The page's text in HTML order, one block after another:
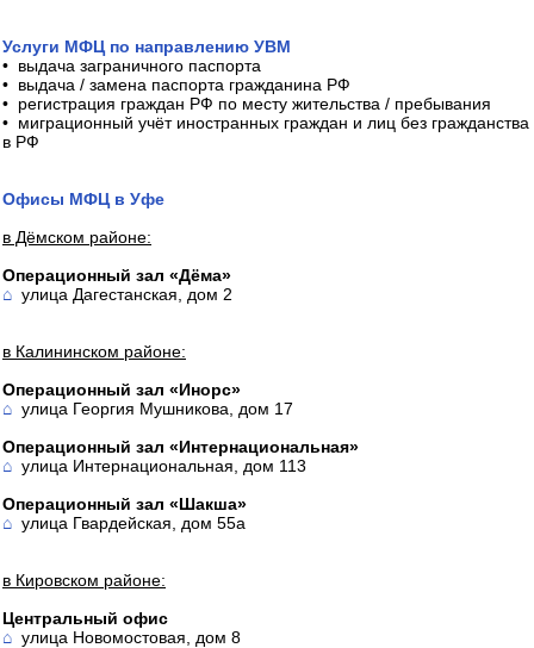
Услуги МФЦ по направлению УВМ
• выдача заграничного паспорта
• выдача / замена паспорта гражданина РФ
• регистрация граждан РФ по месту жительства / пребывания
• миграционный учёт иностранных граждан и лиц без гражданства
в РФ
Офисы МФЦ в Уфе
в Дёмском районе:
Операционный зал «Дёма»
⌂ улица Дагестанская, дом 2
в Калининском районе:
Операционный зал «Инорс»
⌂ улица Георгия Мушникова, дом 17
Операционный зал «Интернациональная»
⌂ улица Интернациональная, дом 113
Операционный зал «Шакша»
⌂ улица Гвардейская, дом 55а
в Кировском районе:
Центральный офис
⌂ улица Новомостовая, дом 8